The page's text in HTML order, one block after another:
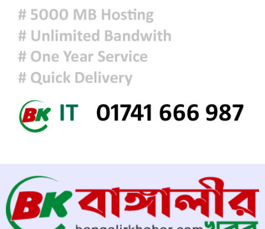
শ্রীলঙ্কায় ভয়াবহ বন্যা ও ভূমিধস: নিহত
৭, স্কুল বন্ধ ঘোষণা